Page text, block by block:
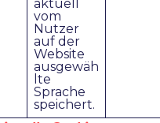
aktuell
vom
Nutzer
auf der
Website
ausgewäh
lte
Sprache
speichert.